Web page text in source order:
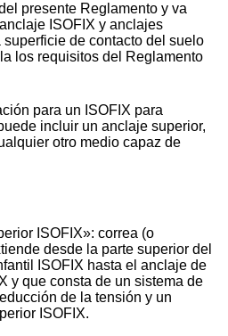
presente Reglamento y va
ISOFIX y anclajes
de contacto del suelo
los requisitos del Reglamento
para un ISOFIX para
incluir un anclaje superior,
otro medio capaz de
ISOFIX»: correa (o
desde la parte superior del
ISOFIX hasta el anclaje de
y que consta de un sistema de
de la tensión y un
ISOFIX.